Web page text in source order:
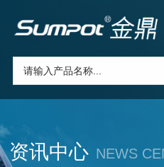
资讯中心 NEWS